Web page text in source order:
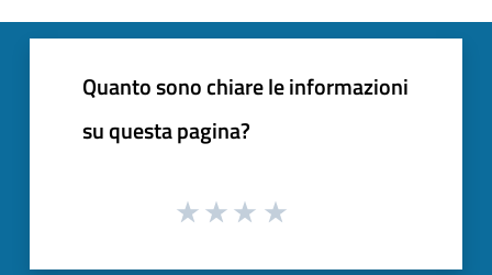
Quanto sono chiare le informazioni
su questa pagina?